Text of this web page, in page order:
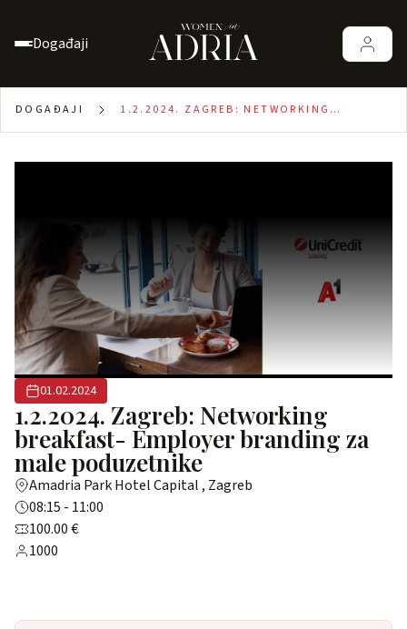
Događaji
DOGAĐAJI
1.2.2024. ZAGREB: NETWORKING
01.02.2024
1.2.2024. Zagreb: Networking
breakfast- Employer branding za
male poduzetnike
Amadria Park Hotel Capital , Zagreb
08:15 - 11:00
100.00 €
1000